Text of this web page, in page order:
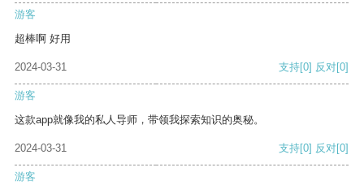
游客
超棒啊 好用
2024-03-31 支持[0] 反对[0]
游客
这款app就像我的私人导师，带领我探索知识的奥秘。
2024-03-31 支持[0] 反对[0]
游客